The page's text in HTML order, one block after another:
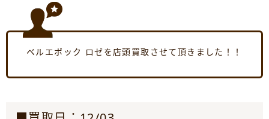
ベルエポック ロゼを店頭買取させて頂きました！！